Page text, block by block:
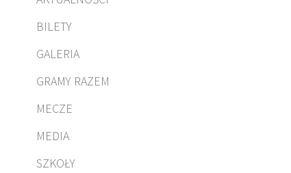
BILETY
GALERIA
GRAMY RAZEM
MECZE
MEDIA
SZKOŁY